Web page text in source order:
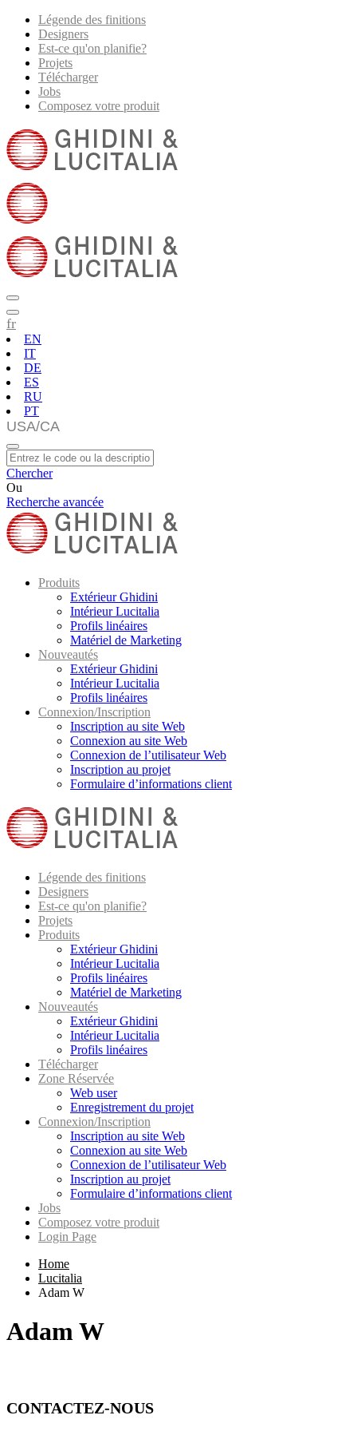
Légende des finitions
Designers
Est-ce qu'on planifie?
Projets
Télécharger
Jobs
Composez votre produit
fr
EN
IT
DE
ES
RU
PT
Chercher
Ou
Recherche avancée
Produits
Extérieur Ghidini
Intérieur Lucitalia
Profils linéaires
Matériel de Marketing
Nouveautés
Extérieur Ghidini
Intérieur Lucitalia
Profils linéaires
Connexion/Inscription
Inscription au site Web
Connexion au site Web
Connexion de l’utilisateur Web
Inscription au projet
Formulaire d’informations client
Légende des finitions
Designers
Est-ce qu'on planifie?
Projets
Produits
Extérieur Ghidini
Intérieur Lucitalia
Profils linéaires
Matériel de Marketing
Nouveautés
Extérieur Ghidini
Intérieur Lucitalia
Profils linéaires
Télécharger
Zone Réservée
Web user
Enregistrement du projet
Connexion/Inscription
Inscription au site Web
Connexion au site Web
Connexion de l’utilisateur Web
Inscription au projet
Formulaire d’informations client
Jobs
Composez votre produit
Login Page
Home
Lucitalia
Adam W
Adam W
CONTACTEZ-NOUS